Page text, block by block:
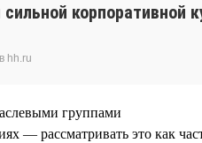
hh.ru
группами
— рассматривать это как